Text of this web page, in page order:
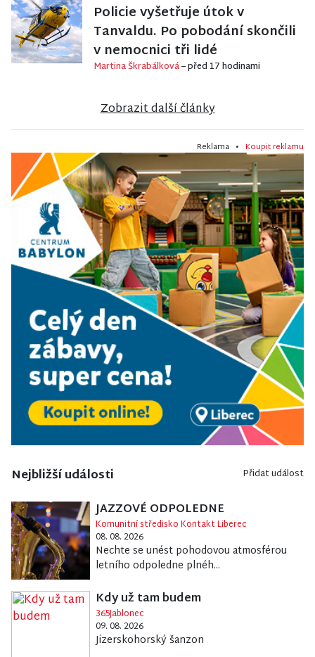
Policie vyšetřuje útok v
Tanvaldu. Po pobodání skončili
v nemocnici tři lidé
Martina Škrabálková– před 17 hodinami
Zobrazit další články
Reklama • Koupit reklamu
Nejbližší události Přidat událost
JAZZOVÉ ODPOLEDNE
Komunitní středisko Kontakt Liberec
08. 08. 2026
Nechte se unést pohodovou atmosférou
letního odpoledne plnéh...
Kdy už tam budem
365Jablonec
09. 08. 2026
Jizerskohorský šanzon